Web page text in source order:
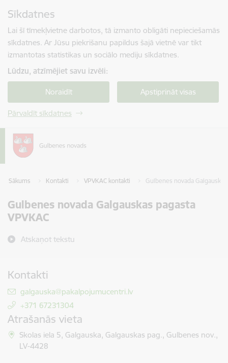
Sīkdatnes
Lai šī tīmekļvietne darbotos, tā izmanto obligāti nepieciešamās
sīkdatnes. Ar Jūsu piekrišanu papildus šajā vietnē var tikt
izmantotas statistikas un sociālo mediju sīkdatnes.
Lūdzu, atzīmējiet savu izvēli:
Noraidīt Apstiprināt visas
Pārvaldīt sīkdatnes
Sākums Kontakti VPVKAC kontakti Gulbenes novada Galgauskas
Gulbenes novada Galgauskas pagasta
VPVKAC
Atskaņot tekstu
Kontakti
E-pasts:
galgauska@pakalpojumucentri.lv
+371 67231304
Atrašanās vieta
Skolas iela 5, Galgauska, Galgauskas pag., Gulbenes nov.,
LV-4428